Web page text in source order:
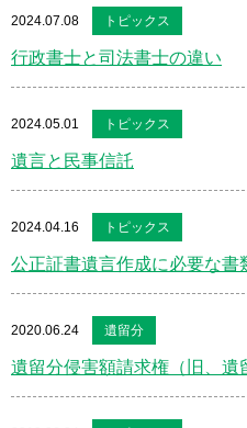
2024.07.08 トピックス
行政書士と司法書士の違い
2024.05.01 トピックス
遺言と民事信託
2024.04.16 トピックス
公正証書遺言作成に必要な書
2020.06.24 遺留分
遺留分侵害額請求権（旧、遺